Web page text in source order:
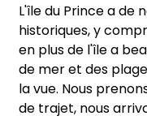
L'île du Prince a de
historiques, y
en plus de l'île a
de mer et des
la vue. Nous
de trajet, nous